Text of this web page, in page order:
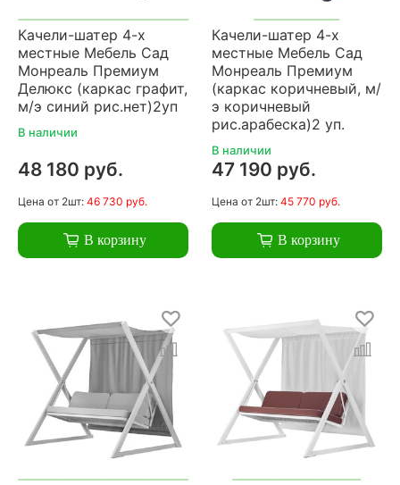
Качели-шатер 4-х
местные Мебель Сад
Монреаль Премиум
Делюкс (каркас графит,
м/э синий рис.нет)2уп
В наличии
48 180 руб.
Цена от 2шт: 46 730 руб.
В корзину
Качели-шатер 4-х
местные Мебель Сад
Монреаль Премиум
(каркас коричневый, м/
э коричневый
рис.арабеска)2 уп.
В наличии
47 190 руб.
Цена от 2шт: 45 770 руб.
В корзину